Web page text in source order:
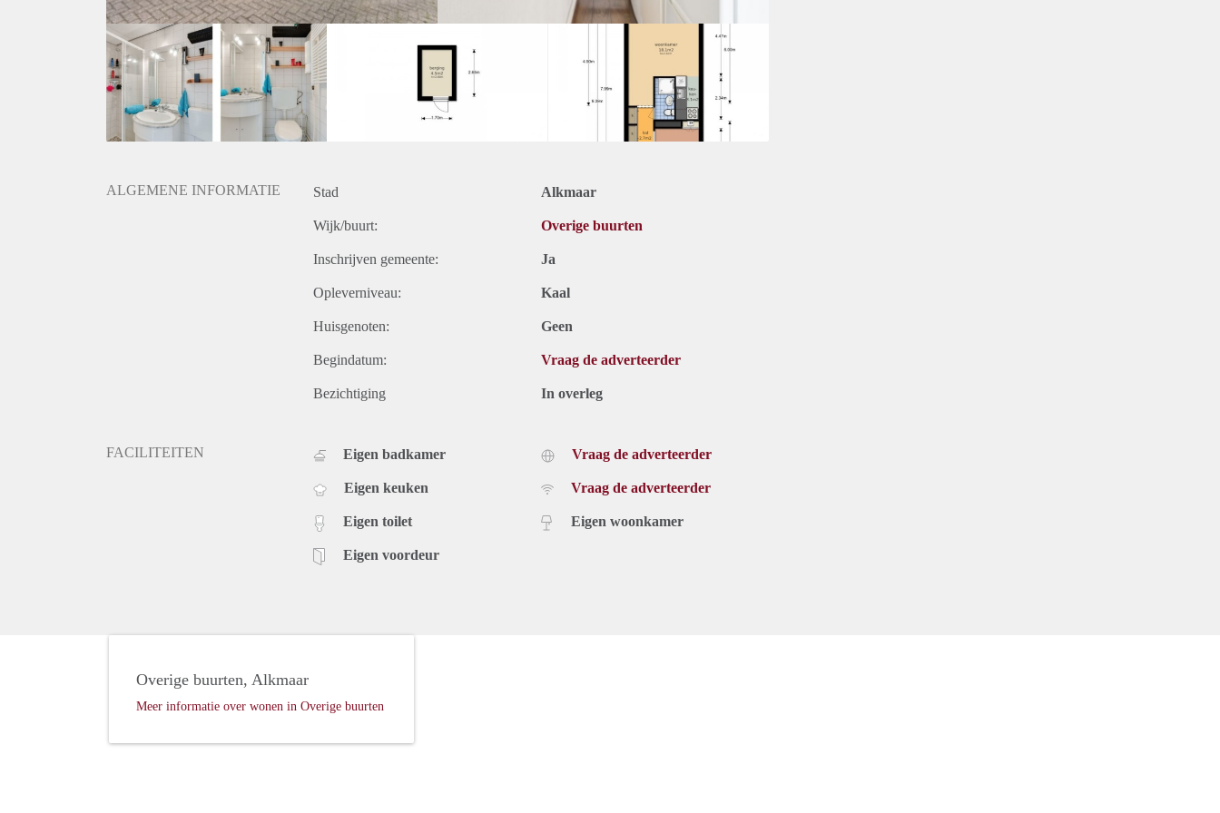
ALGEMENE INFORMATIE Stad Alkmaar
Wijk/buurt: Overige buurten
Inschrijven gemeente: Ja
Opleverniveau: Kaal
Huisgenoten: Geen
Begindatum: Vraag de adverteerder
Bezichtiging In overleg
FACILITEITEN Eigen badkamer
Eigen keuken
Eigen toilet
Eigen voordeur
Vraag de adverteerder
Vraag de adverteerder
Eigen woonkamer
Overige buurten, Alkmaar
Meer informatie over wonen in Overige buurten